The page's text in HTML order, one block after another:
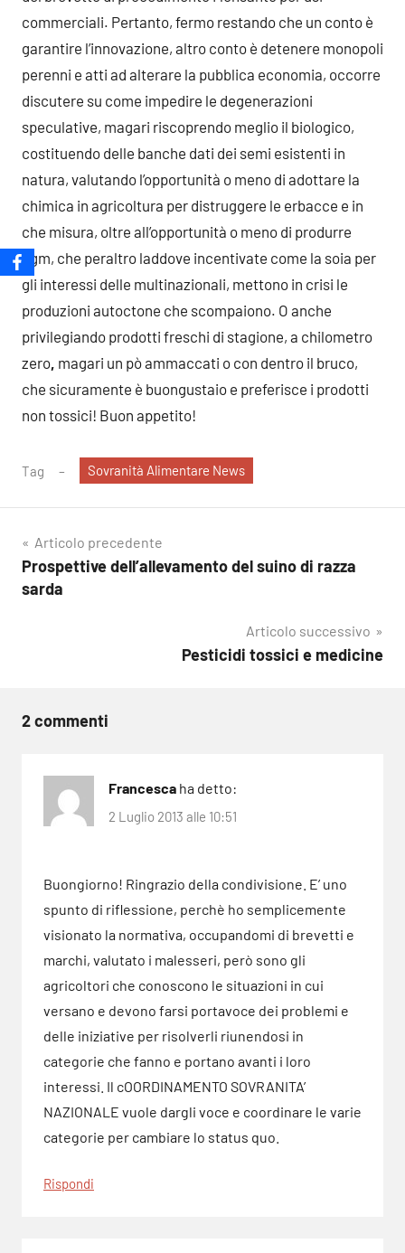
commerciali. Pertanto, fermo restando che un conto è
garantire l’innovazione, altro conto è detenere monopoli
perenni e atti ad alterare la pubblica economia, occorre
discutere su come impedire le degenerazioni
speculative, magari riscoprendo meglio il biologico,
costituendo delle banche dati dei semi esistenti in
natura, valutando l’opportunità o meno di adottare la
chimica in agricoltura per distruggere le erbacce e in
che misura, oltre all’opportunità o meno di produrre
ogm, che peraltro laddove incentivate come la soia per
gli interessi delle multinazionali, mettono in crisi le
produzioni autoctone che scompaiono. O anche
privilegiando prodotti freschi di stagione, a chilometro
zero magari un pò ammaccati o con dentro il bruco,
che sicuramente è buongustaio e preferisce i prodotti
non tossici! Buon appetito!
Tag Sovranità Alimentare News
Navigazione
articoli
Articolo precedente
Prospettive dell’allevamento del suino di razza
sarda
Articolo successivo
Pesticidi tossici e medicine
2 commenti
Francesca ha detto:
2 Luglio 2013 alle 10:51
Buongiorno! Ringrazio della condivisione. E’ uno
spunto di riflessione, perchè ho semplicemente
visionato la normativa, occupandomi di brevetti e
marchi, valutato i malesseri, però sono gli
agricoltori che conoscono le situazioni in cui
versano e devono farsi portavoce dei problemi e
delle iniziative per risolverli riunendosi in
categorie che fanno e portano avanti i loro
interessi. Il cOORDINAMENTO SOVRANITA’
NAZIONALE vuole dargli voce e coordinare le varie
categorie per cambiare lo status quo.
Rispondi